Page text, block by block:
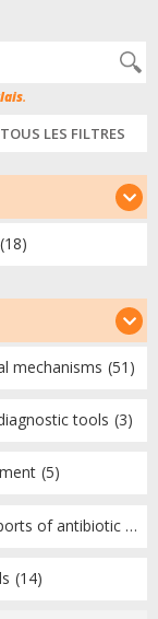
.
LES FILTRES
(18)
mechanisms (51)
tools (3)
(5)
of antibiotic resistance
(14)